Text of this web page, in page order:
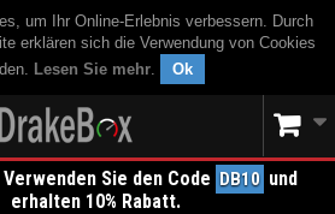
um Ihr Online-Erlebnis verbessern. Durch
erklären sich die Verwendung von Cookies
Lesen Sie mehr. Ok
Verwenden Sie den Code DB10 und
erhalten 10% Rabatt.